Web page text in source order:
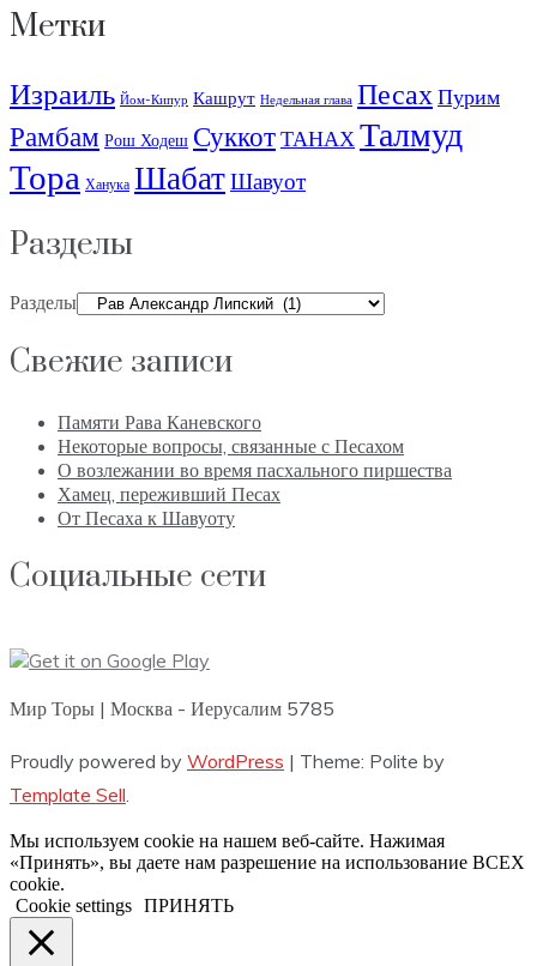
Метки
Израиль Йом-Кипур Кашрут Недельная глава ПесахПурим
Рамбам Рош Ходеш СуккотТАНАХТалмуд
Тора Ханука ШабатШавуот
Разделы
Разделы
Свежие записи
Памяти Рава Каневского
Некоторые вопросы, связанные с Песахом
О возлежании во время пасхального пиршества
Хамец, переживший Песах
От Песаха к Шавуоту
Социальные сети
Мир Торы | Москва - Иерусалим 5785
Proudly powered by WordPress | Theme: Polite by
Template Sell
Мы используем cookie на нашем веб-сайте. Нажимая
«Принять», вы даете нам разрешение на использование ВСЕХ
cookie.
Cookie settings ПРИНЯТЬ